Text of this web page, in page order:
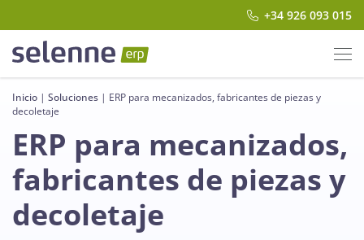
+34 926 093 015
Inicio | Soluciones | ERP para mecanizados, fabricantes de piezas y
decoletaje
ERP para mecanizados,
fabricantes de piezas y
decoletaje